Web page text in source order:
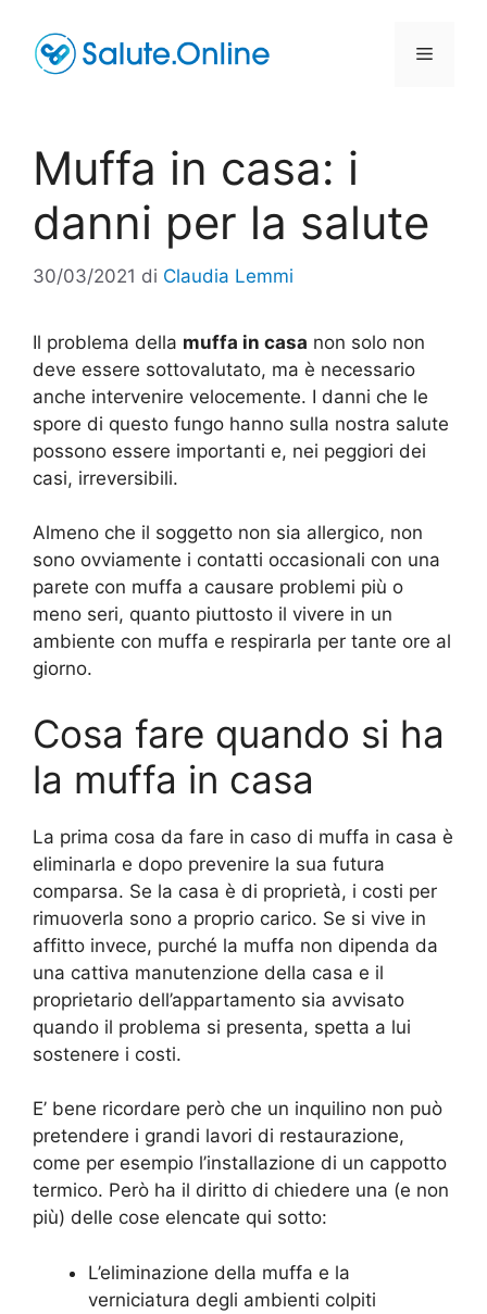
contenuto
Menu
Muffa in casa: i
danni per la salute
30/03/2021 di Claudia Lemmi
Il problema della muffa in casa non solo non
deve essere sottovalutato, ma è necessario
anche intervenire velocemente. I danni che le
spore di questo fungo hanno sulla nostra salute
possono essere importanti e, nei peggiori dei
casi, irreversibili.
Almeno che il soggetto non sia allergico, non
sono ovviamente i contatti occasionali con una
parete con muffa a causare problemi più o
meno seri, quanto piuttosto il vivere in un
ambiente con muffa e respirarla per tante ore al
giorno.
Cosa fare quando si ha
la muffa in casa
La prima cosa da fare in caso di muffa in casa è
eliminarla e dopo prevenire la sua futura
comparsa. Se la casa è di proprietà, i costi per
rimuoverla sono a proprio carico. Se si vive in
affitto invece, purché la muffa non dipenda da
una cattiva manutenzione della casa e il
proprietario dell’appartamento sia avvisato
quando il problema si presenta, spetta a lui
sostenere i costi.
E’ bene ricordare però che un inquilino non può
pretendere i grandi lavori di restaurazione,
come per esempio l’installazione di un cappotto
termico. Però ha il diritto di chiedere una (e non
più) delle cose elencate qui sotto:
L’eliminazione della muffa e la
verniciatura degli ambienti colpiti